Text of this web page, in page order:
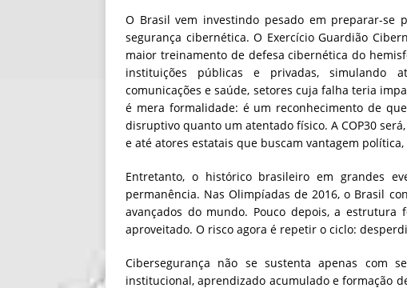
O Brasil vem investindo pesado em preparar-se
segurança cibernética. O Exercício Guardião
maior treinamento de defesa cibernética do
instituições públicas e privadas, simulando
comunicações e saúde, setores cuja falha teria
é mera formalidade: é um reconhecimento de
disruptivo quanto um atentado físico. A COP30
e até atores estatais que buscam vantagem
Entretanto, o histórico brasileiro em grandes
permanência. Nas Olimpíadas de 2016, o Brasil
avançados do mundo. Pouco depois, a
aproveitado. O risco agora é repetir o ciclo:
Cibersegurança não se sustenta apenas com
institucional, aprendizado acumulado e formação